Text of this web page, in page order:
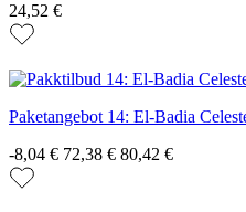
24,52 €
Paketangebot 14: El-Badia
-8,04 € 72,38 € 80,42 €